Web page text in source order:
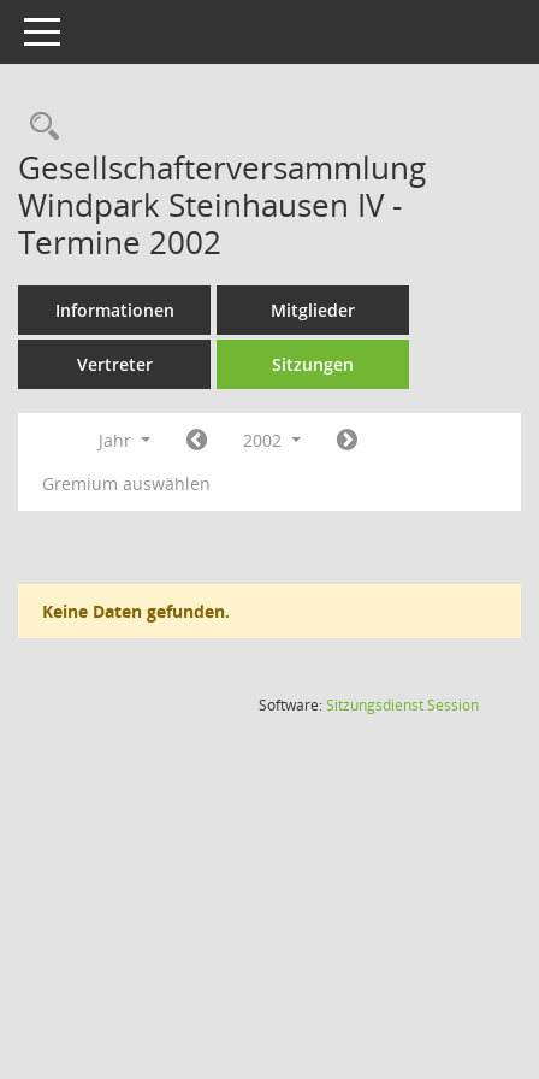
Toggle navigation
Rechercheauswahl
Gesellschafterversammlung
Windpark Steinhausen IV -
Termine 2002
Informationen Mitglieder
Vertreter Sitzungen
Jahr
2002
Gremium auswählen
Keine Daten gefunden.
Software:SitzungsdienstSession(Wird in